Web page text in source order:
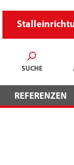
SUCHE
REFERENZEN